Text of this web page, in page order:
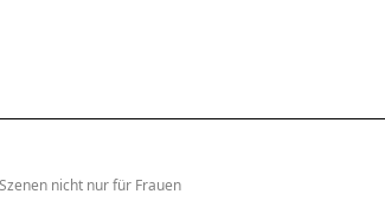
nicht nur für Frauen